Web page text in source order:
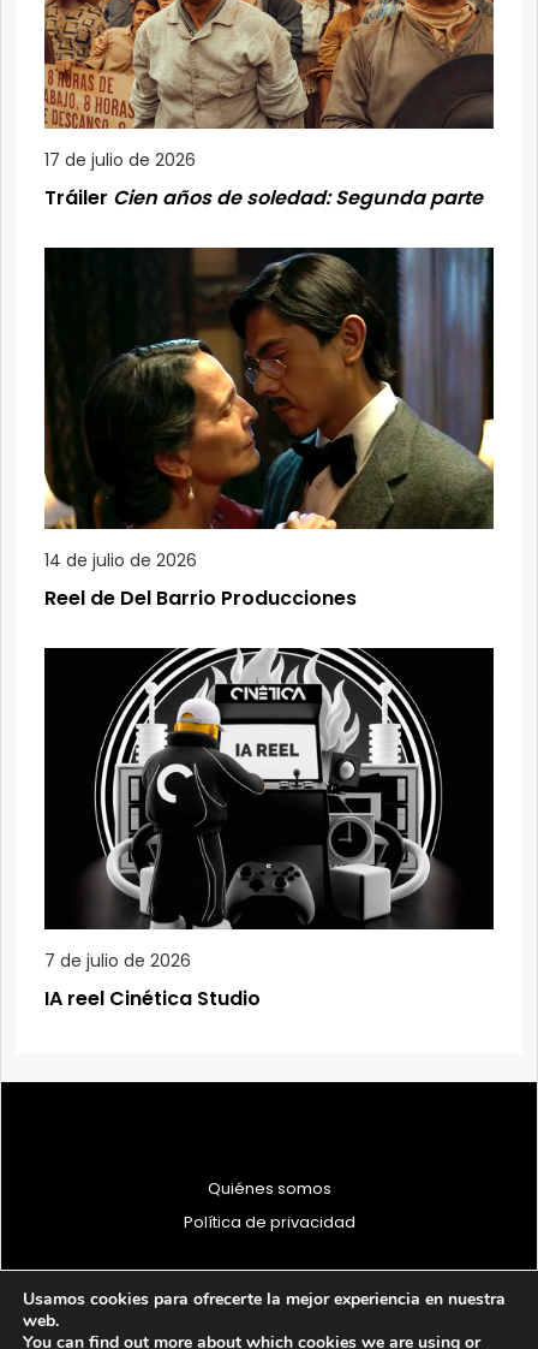
17 de julio de 2026
Tráiler Cien años de soledad: Segunda parte
14 de julio de 2026
Reel de Del Barrio Producciones
7 de julio de 2026
IA reel Cinética Studio
Quiénes somos
Política de privacidad
Usamos cookies para ofrecerte la mejor experiencia en nuestra
web.
You can find out more about which cookies we are using or